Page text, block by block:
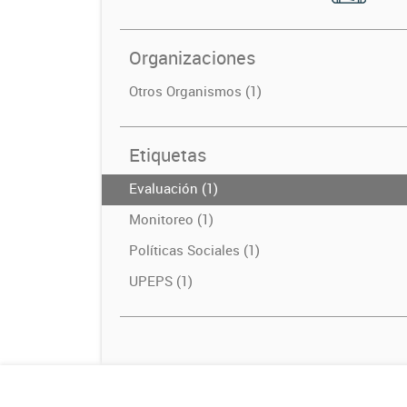
Organizaciones
Otros Organismos (1)
Etiquetas
Evaluación (1)
Monitoreo (1)
Políticas Sociales (1)
UPEPS (1)